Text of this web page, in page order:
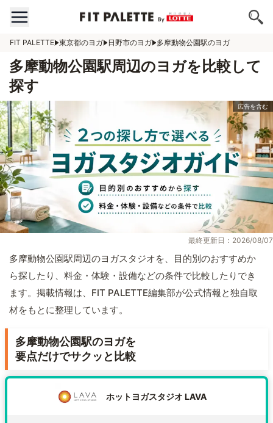
FIT PALETTE 東京都のヨガ 日野市のヨガ 多摩動物公園駅のヨガ
多摩動物公園駅周辺のヨガを比較して
探す
最終更新日：2026/08/07
多摩動物公園駅周辺のヨガスタジオを、目的別のおすすめか
ら探したり、料金・体験・設備などの条件で比較したりでき
ます。掲載情報は、FIT PALETTE編集部が公式情報と独自取
材をもとに整理しています。
多摩動物公園駅のヨガを
要点だけでサクッと比較
ホットヨガスタジオ LAVA